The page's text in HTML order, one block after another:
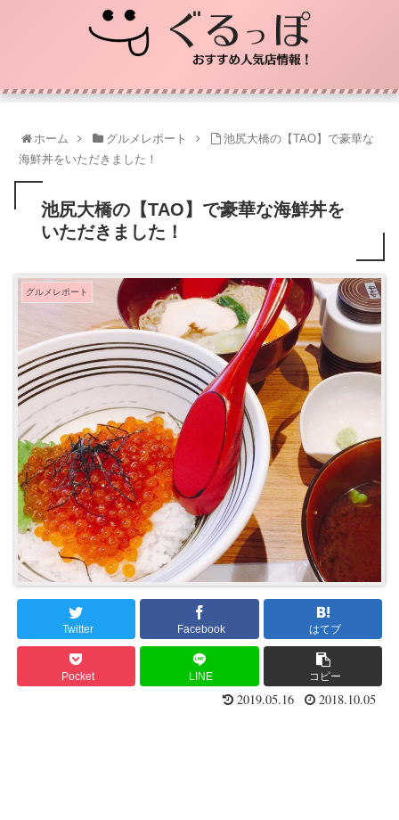
ホーム グルメレポート
池尻大橋の【TAO】で豪華な
海鮮丼をいただきました！
池尻大橋の【TAO】で豪華な海鮮丼を
いただきました！
グルメレポート
Twitter Facebook はてブ
Pocket LINE コピー
2019.05.16 2018.10.05